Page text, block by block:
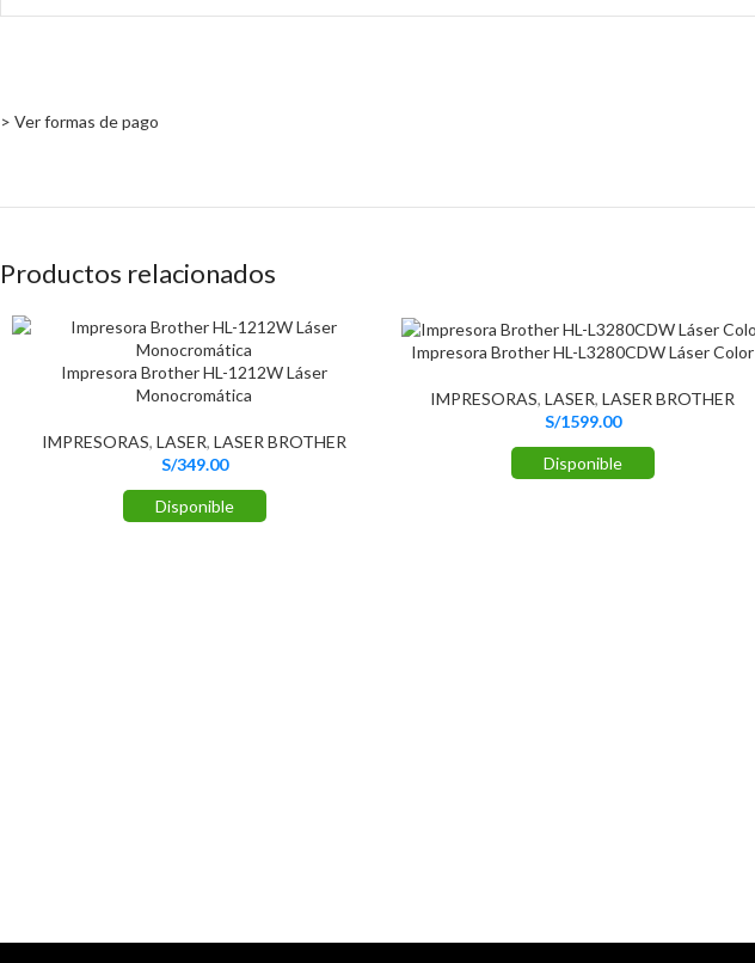
> Ver formas de pago
Productos relacionados
Impresora Brother HL-1212W Láser
Monocromática
IMPRESORAS, LASER, LASER BROTHER
S/349.00
Disponible
Impresora Brother HL-L3280CDW Láser Color
IMPRESORAS, LASER, LASER BROTHER
S/1599.00
Disponible